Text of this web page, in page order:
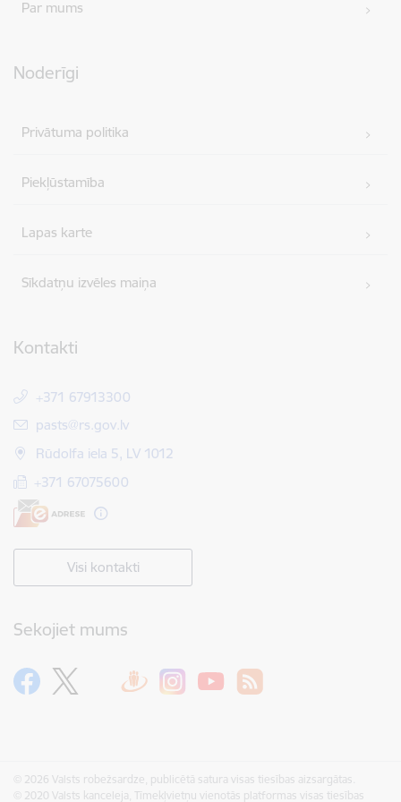
Par mums
Noderīgi
Privātuma politika
Piekļūstamība
Lapas karte
Sīkdatņu izvēles maiņa
Kontakti
+371 67913300
E-pasts:
pasts@rs.gov.lv
Rūdolfa iela 5, LV 1012
+371 67075600
Visi kontakti
Sekojiet mums
© 2026 Valsts robežsardze, publicētā satura visas tiesības aizsargātas.
© 2020 Valsts kanceleja, Tīmekļvietņu vienotās platformas visas tiesības